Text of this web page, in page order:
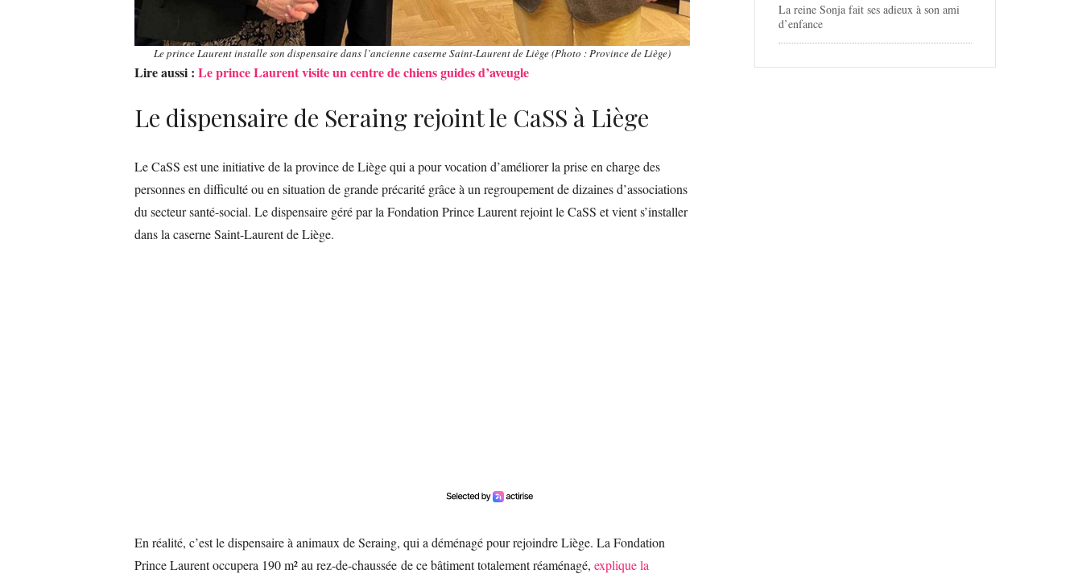
Le prince Laurent installe son dispensaire dans l’ancienne caserne Saint-Laurent de Liège (Photo : Province de Liège)
Lire aussi : Le prince Laurent visite un centre de chiens guides d’aveugle
Le dispensaire de Seraing rejoint le CaSS à Liège
Le CaSS est une initiative de la province de Liège qui a pour vocation d’améliorer la prise en charge des
personnes en difficulté ou en situation de grande précarité grâce à un regroupement de dizaines d’associations
du secteur santé-social. Le dispensaire géré par la Fondation Prince Laurent rejoint le CaSS et vient s’installer
dans la caserne Saint-Laurent de Liège.
En réalité, c’est le dispensaire à animaux de Seraing, qui a déménagé pour rejoindre Liège. La Fondation
Prince Laurent occupera 190 m² au rez-de-chaussée de ce bâtiment totalement réaménagé, explique la
La reine Sonja fait ses adieux à son ami
d’enfance